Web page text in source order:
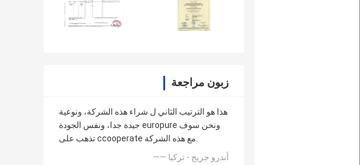
زبون مراجعة
هذا هو الترتيب الثاني ل شراء هذه الشركة، ونوعية
جيدة جدا، ونفس الجودة europure ونحن سوف
تذهب على ccooperate مع هذه الشركة.
—— أندرو جريج - تركيا